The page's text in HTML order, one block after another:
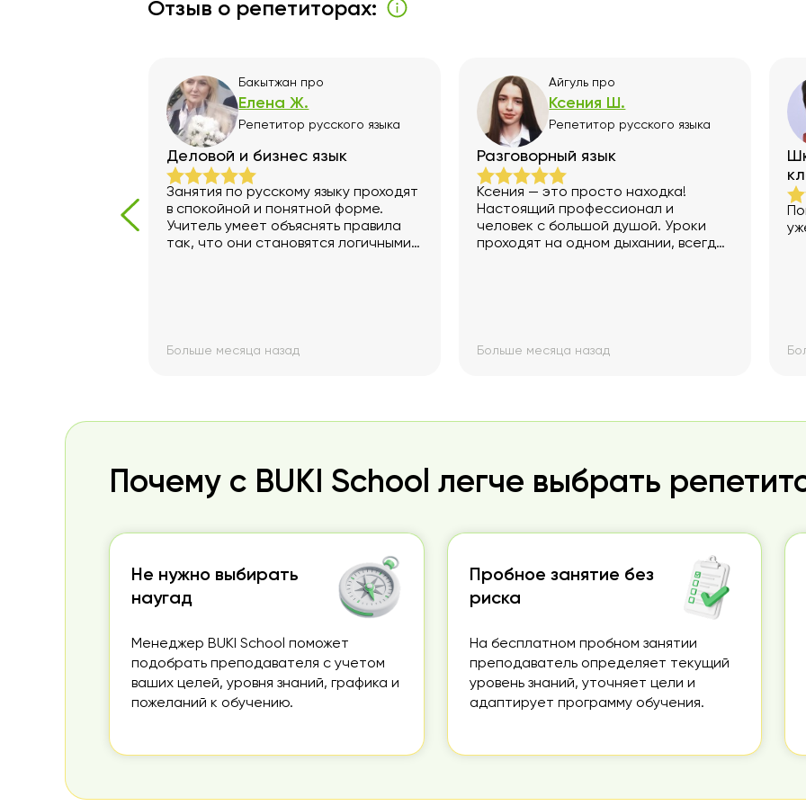
Отзыв о репетиторах:
Бакытжан про
Елена Ж.
Репетитор русского языка
Деловой и бизнес язык
Занятия по русскому языку проходят
в спокойной и понятной форме.
Учитель умеет объяснять правила
так, что они становятся логичными и
писать, лучше понимать тексты и
Больше месяца назад
Айгуль про
Ксения Ш.
Репетитор русского языка
Разговорный язык
Ксения — это просто находка!
Настоящий профессионал и
человек с большой душой. Уроки
проходят на одном дыхании, всегда
Больше месяца назад
Почему с BUKI School легче выбрать
Не нужно выбирать
наугад
Менеджер BUKI School поможет
подобрать преподавателя с учетом
ваших целей, уровня знаний, графика и
пожеланий к обучению.
Пробное занятие без
риска
На бесплатном пробном занятии
преподаватель определяет текущий
уровень знаний, уточняет цели и
адаптирует программу обучения.